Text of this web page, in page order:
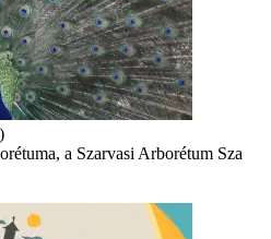
a Szarvasi Arborétum Sza